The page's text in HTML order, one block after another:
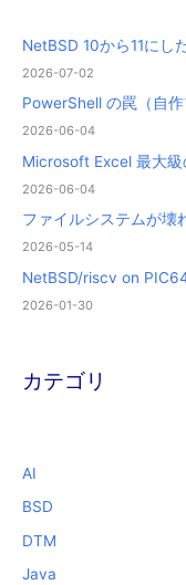
NetBSD 10から11にし
2026-07-02
PowerShell の罠（自
2026-06-04
Microsoft Excel 最大級
2026-06-04
ファイルシステムが壊
2026-05-14
NetBSD/riscv on
2026-01-30
カテゴリ
AI
BSD
DTM
Java